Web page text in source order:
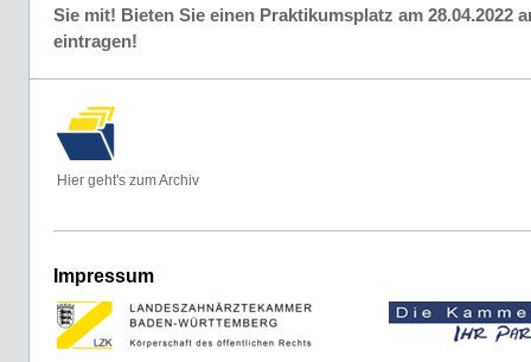
Sie mit! Bieten Sie einen Praktikumsplatz am 28.04.2022
eintragen!
Hier geht's zum Archiv
Impressum